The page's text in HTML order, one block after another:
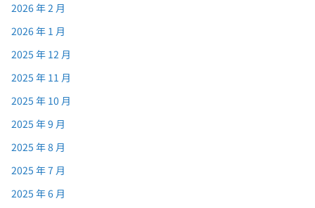
2026 年 2 月
2026 年 1 月
2025 年 12 月
2025 年 11 月
2025 年 10 月
2025 年 9 月
2025 年 8 月
2025 年 7 月
2025 年 6 月